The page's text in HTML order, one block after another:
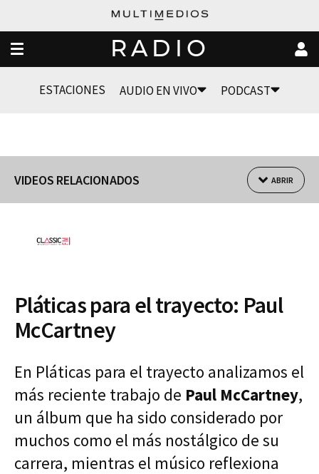
RADIO
ESTACIONES AUDIO EN VIVO PODCAST
VIDEOS RELACIONADOS ABRIR
Pláticas para el trayecto: Paul
McCartney
En Pláticas para el trayecto analizamos el
más reciente trabajo de Paul McCartney,
un álbum que ha sido considerado por
muchos como el más nostálgico de su
carrera, mientras el músico reflexiona